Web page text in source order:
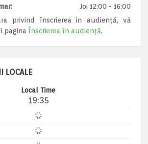
Joi 12:00 - 16:00
privind înscrierea in audiență, vă
pagina Înscrierea în audiență.
LOCALE
Local Time
19:35